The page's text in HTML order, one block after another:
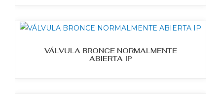
VÁLVULA BRONCE NORMALMENTE
ABIERTA IP